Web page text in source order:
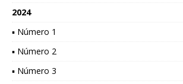
2024
▪ Número 1
▪ Número 2
▪ Número 3